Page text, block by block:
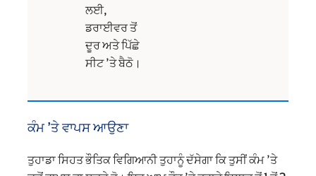
ਲਈ,
ਡਰਾਈਵਰ ਤੋਂ
ਦੂਰ ਅਤੇ ਪਿੱਛੇ
ਸੀਟ ’ਤੇ ਬੈਠੋ।
ਕੰਮ ’ਤੇ ਵਾਪਸ ਆਉਣਾ
ਤੁਹਾਡਾ ਸਿਹਤ ਭੌਤਿਕ ਵਿਗਿਆਨੀ ਤੁਹਾਨੂੰ ਦੱਸੇਗਾ ਕਿ ਤੁਸੀਂ ਕੰਮ ’ਤੇ